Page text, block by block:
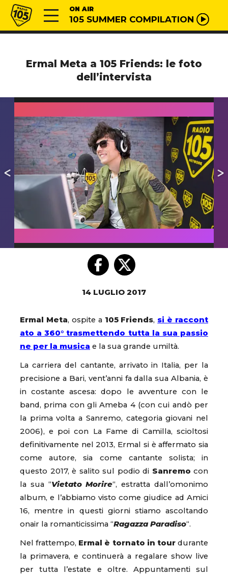
Vai al contenuto
Radio 105 ON AIR
105 SUMMER COMPILATION
Ermal Meta a 105 Friends: le foto
dell’intervista
14 LUGLIO 2017
Ermal Meta, ospite a 105 Friends, si è raccont
ato a 360° trasmettendo tutta la sua passio
ne per la musica e la sua grande umiltà.
La carriera del cantante, arrivato in Italia, per la
precisione a Bari, vent’anni fa dalla sua Albania, è
in costante ascesa: dopo le avventure con le
band, prima con gli Ameba 4 (con cui andò per
la prima volta a Sanremo, categoria giovani nel
2006), e poi con La Fame di Camilla, scioltosi
definitivamente nel 2013, Ermal si è affermato sia
come autore, sia come cantante solista; in
questo 2017, è salito sul podio di Sanremo con
la sua “Vietato Morire“, estratta dall’omonimo
album, e l’abbiamo visto come giudice ad Amici
16, mentre in questi giorni stiamo ascoltando
onair la romanticissima “Ragazza Paradiso“.
Nel frattempo, Ermal è tornato in tourdurante
la primavera, e continuerà a regalare show live
per tutta l’estate e oltre. Appuntamenti sul